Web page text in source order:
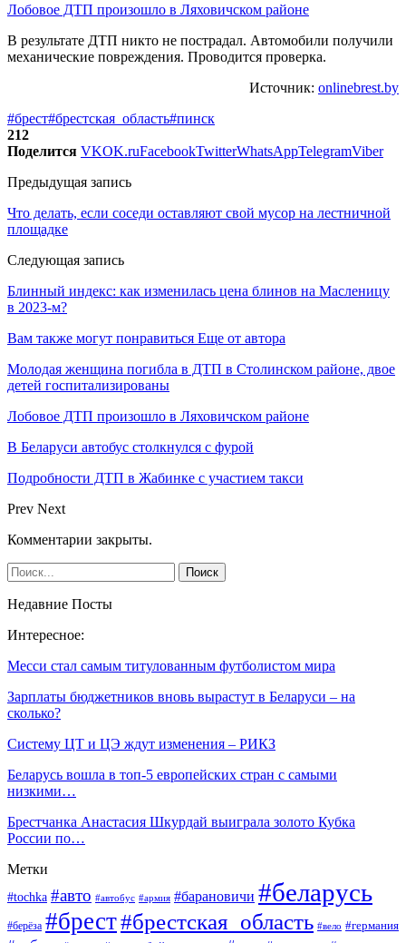
Лобовое ДТП произошло в Ляховичском районе
В результате ДТП никто не пострадал. Автомобили получили
механические повреждения. Проводится проверка.
Источник: onlinebrest.by
#брест#брестская_область#пинск
212
Поделится VKOK.ruFacebookTwitterWhatsAppTelegramViber
Предыдущая запись
Что делать, если соседи оставляют свой мусор на лестничной
площадке
Следующая запись
Блинный индекс: как изменилась цена блинов на Масленицу
в 2023-м?
Вам также могут понравиться Еще от автора
Молодая женщина погибла в ДТП в Столинском районе, двое
детей госпитализированы
Лобовое ДТП произошло в Ляховичском районе
В Беларуси автобус столкнулся с фурой
Подробности ДТП в Жабинке с участием такси
Prev Next
Комментарии закрыты.
Недавние Посты
Интересное:
Месси стал самым титулованным футболистом мира
Зарплаты бюджетников вновь вырастут в Беларуси – на
сколько?
Систему ЦТ и ЦЭ ждут изменения – РИКЗ
Беларусь вошла в топ-5 европейских стран с самыми
низкими…
Брестчанка Анастасия Шкурдай выиграла золото Кубка
России по…
Метки
#tochka #авто #автобус #армия #барановичи #беларусь
#берёза #брест#брестская_область #вело #германия